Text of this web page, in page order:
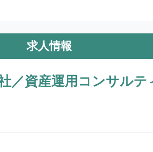
求人情報
／資産運用コンサルテ